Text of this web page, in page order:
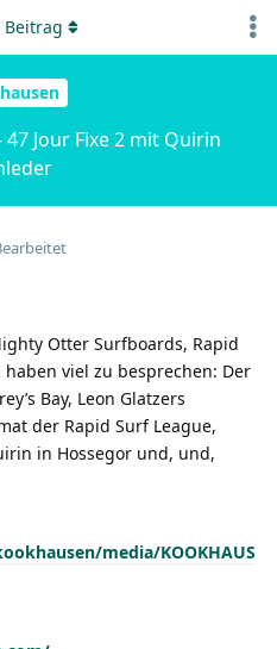
Jour Fixe 2 mit Quirin
Beitrag
Otter Surfboards, Rapid
viel zu besprechen: Der
Bay, Leon Glatzers
der Rapid Surf League,
in Hossegor und, und,
media/KOOKHAUS